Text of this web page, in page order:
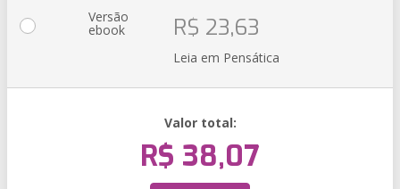
Versão
ebook R$ 23,63
Leia em Pensática
Valor total:
R$ 38,07